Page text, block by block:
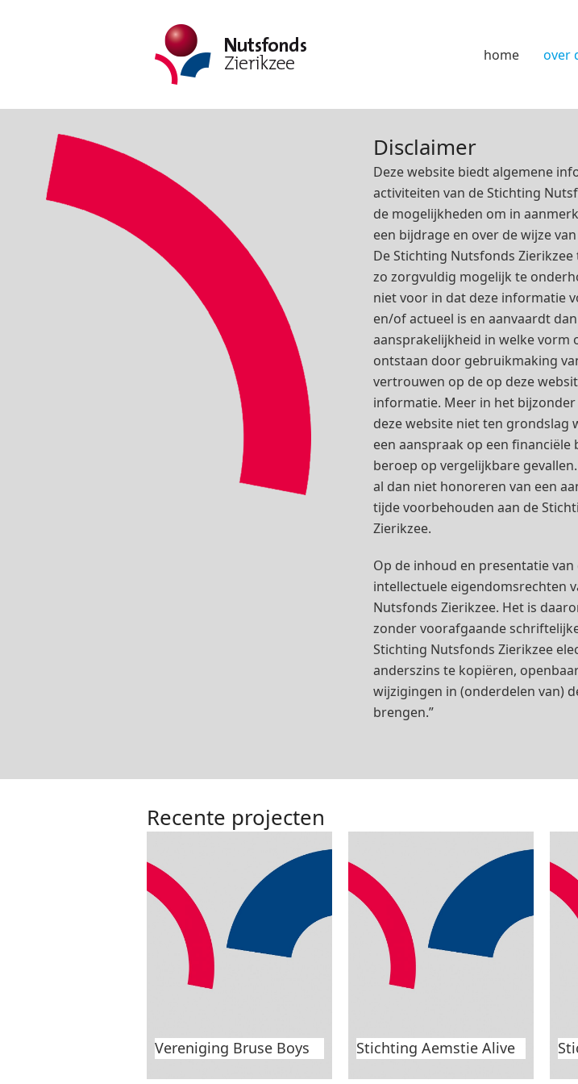
home over
Disclaimer
Deze website biedt algemene
activiteiten van de Stichting
de mogelijkheden om in
een bijdrage en over de wijze
De Stichting Nutsfonds
zo zorgvuldig mogelijk te
niet voor in dat deze informatie
en/of actueel is en aanvaardt
aansprakelijkheid in welke vorm
ontstaan door gebruikmaking
vertrouwen op de op deze
informatie. Meer in het
deze website niet ten grondslag
een aanspraak op een financiële
beroep op vergelijkbare
al dan niet honoreren van een
tijde voorbehouden aan de
Zierikzee.
Op de inhoud en presentatie
intellectuele eigendomsrechten
Nutsfonds Zierikzee. Het is
zonder voorafgaande
Stichting Nutsfonds Zierikzee
anderszins te kopiëren,
wijzigingen in (onderdelen van)
brengen.”
Recente projecten
Vereniging Bruse Boys
Speeltuin op sportcomplex
Volharding
Stichting Aemstie Alive
2e SAMEN-openluchtfestival
2025: Het “Verbonden